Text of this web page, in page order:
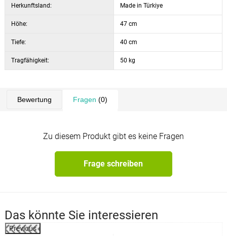
Herkunftsland: Made in Türkiye
Höhe: 47 cm
Tiefe: 40 cm
Tragfähigkeit: 50 kg
Bewertung Fragen (0)
Zu diesem Produkt gibt es keine Fragen
Frage schreiben
Das könnte Sie interessieren
Previous